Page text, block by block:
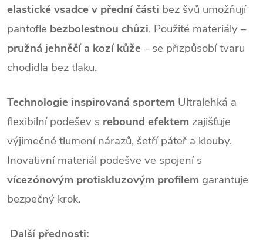
elastické vsadce v přední části bez švů umožňují
pantofle bezbolestnou chůzi. Použité materiály –
pružná jehněčí a kozí kůže– se přizpůsobí tvaru
chodidla bez tlaku.
Technologie inspirovaná sportem Ultralehká a
flexibilní podešev s rebound efektem zajišťuje
výjimečné tlumení nárazů, šetří páteř a klouby.
Inovativní materiál podešve ve spojení s
vícezónovým protiskluzovým profilem garantuje
bezpečný krok.
Další přednosti: